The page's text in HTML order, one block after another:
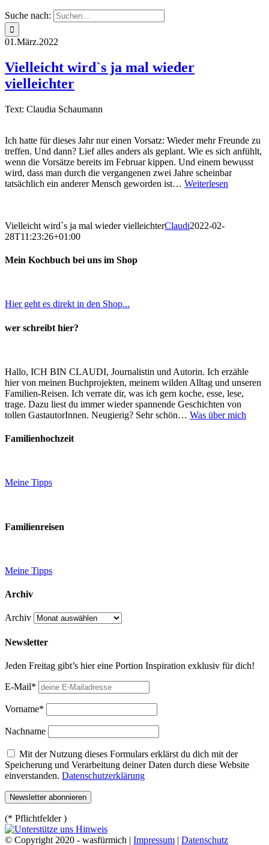
Suche nach:
01.März.2022
Vielleicht wird`s ja mal wieder
vielleichter
Text: Claudia Schaumann
Ich hatte für dieses Jahr nur einen Vorsatz: Wieder mehr Freunde zu
treffen. Und dann? Lief alles anders als geplant. Wie es sich anfühlt,
wenn die Vorsätze bereits im Februar kippen. Und einem bewusst
wird, dass man durch die vergangenen zwei Jahre scheinbar
tatsächlich ein anderer Mensch geworden ist… Weiterlesen
Vielleicht wird`s ja mal wieder vielleichterClaudi2022-02-
28T11:23:26+01:00
Mein Kochbuch bei uns im Shop
Hier geht es direkt in den Shop...
wer schreibt hier?
Hallo, ICH BIN CLAUDI, Journalistin und Autorin. Ich erzähle
hier von meinen Buchprojekten, meinem wilden Alltag und unseren
Familien-Reisen. Ich verrate dir, was ich gern koche, esse, lese,
trage. Dazu liest du immer wieder spannende Geschichten von
tollen GastautorInnen. Neugierig? Sehr schön… Was über mich
Familienhochzeit
Meine Tipps
Familienreisen
Meine Tipps
Archiv
Archiv
Newsletter
Jeden Freitag gibt’s hier eine Portion Inspiration exklusiv für dich!
E-Mail*
Vorname*
Nachname
Mit der Nutzung dieses Formulars erklärst du dich mit der
Speicherung und Verarbeitung deiner Daten durch diese Website
einverstanden. Datenschutzerklärung
(* Pflichtfelder )
© Copyright 2020 - wasfürmich | Impressum | Datenschutz